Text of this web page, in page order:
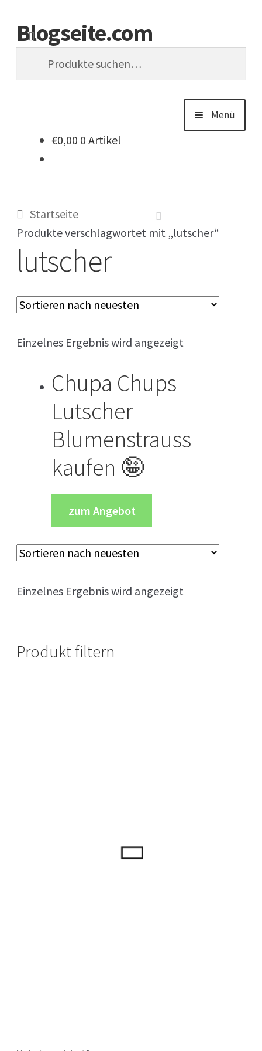
Zur
Navigation
springen
Zum
Inhalt
springen
Blogseite.com
Suche
Menü
Impressum
Keine Ahnung welches Geschenk?
€0,00 0 Artikel
Startseite
Produkte verschlagwortet mit „lutscher“
lutscher
Einzelnes Ergebnis wird angezeigt
Chupa Chups
Lutscher
Blumenstrauss
kaufen 🤪
zum Angebot
Einzelnes Ergebnis wird angezeigt
Produkt filtern